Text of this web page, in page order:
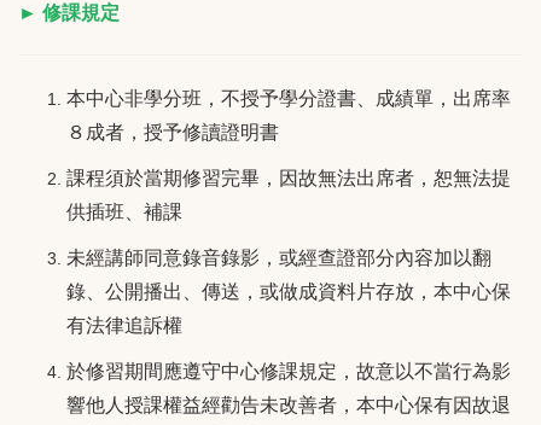
► 修課規定
本中心非學分班，不授予學分證書、成績單，出席率
８成者，授予修讀證明書
課程須於當期修習完畢，因故無法出席者，恕無法提
供插班、補課
未經講師同意錄音錄影，或經查證部分內容加以翻
錄、公開播出、傳送，或做成資料片存放，本中心保
有法律追訴權
於修習期間應遵守中心修課規定，故意以不當行為影
響他人授課權益經勸告未改善者，本中心保有因故退